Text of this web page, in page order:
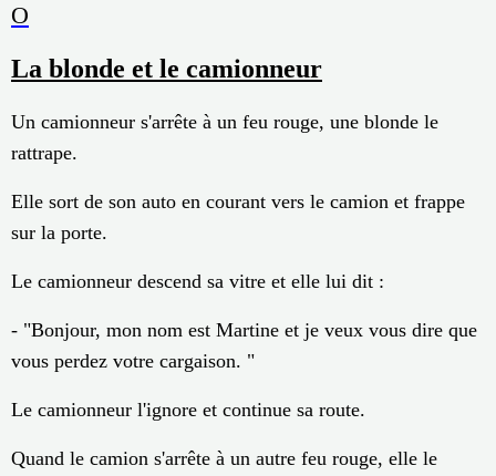
O
La blonde et le camionneur
Un camionneur s'arrête à un feu rouge, une blonde le
rattrape.
Elle sort de son auto en courant vers le camion et frappe
sur la porte.
Le camionneur descend sa vitre et elle lui dit :
- "Bonjour, mon nom est Martine et je veux vous dire que
vous perdez votre cargaison. "
Le camionneur l'ignore et continue sa route.
Quand le camion s'arrête à un autre feu rouge, elle le